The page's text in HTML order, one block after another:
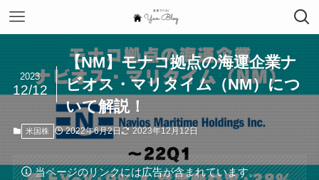
【NM】モナコ拠点の海運企業ナ
ビオス・マリタイム（NM）につ
いて解説！
2023
12/12
米国株 2022年6月2日 2023年12月12日
当ページのリンクには広告が含まれています。